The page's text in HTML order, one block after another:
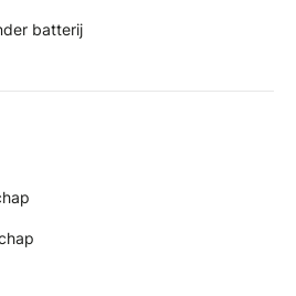
batterij